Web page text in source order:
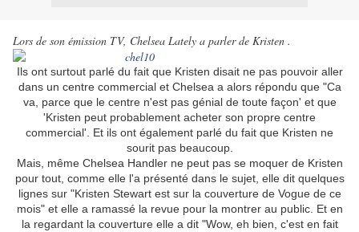
Lors de son émission TV, Chelsea Lately a parler de Kristen .
Ils ont surtout parlé du fait que Kristen disait ne pas pouvoir aller
dans un centre commercial et Chelsea a alors répondu que "Ca
va, parce que le centre n'est pas génial de toute façon' et que
'Kristen peut probablement acheter son propre centre
commercial'. Et ils ont également parlé du fait que Kristen ne
sourit pas beaucoup.
Mais, même Chelsea Handler ne peut pas se moquer de Kristen
pour tout, comme elle l'a présenté dans le sujet, elle dit quelques
lignes sur "Kristen Stewart est sur la couverture de Vogue de ce
mois" et elle a ramassé la revue pour la montrer au public. Et en
la regardant la couverture elle a dit "Wow, eh bien, c'est en fait